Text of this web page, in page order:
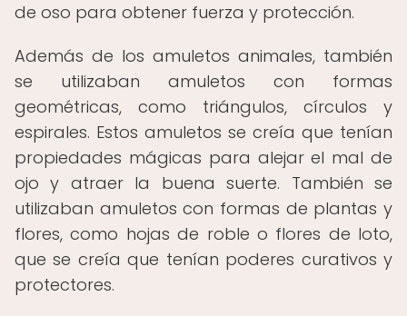
de oso para obtener fuerza y protección.
Además de los amuletos animales, también
se utilizaban amuletos con formas
geométricas, como triángulos, círculos y
espirales. Estos amuletos se creía que tenían
propiedades mágicas para alejar el mal de
ojo y atraer la buena suerte. También se
utilizaban amuletos con formas de plantas y
flores, como hojas de roble o flores de loto,
que se creía que tenían poderes curativos y
protectores.